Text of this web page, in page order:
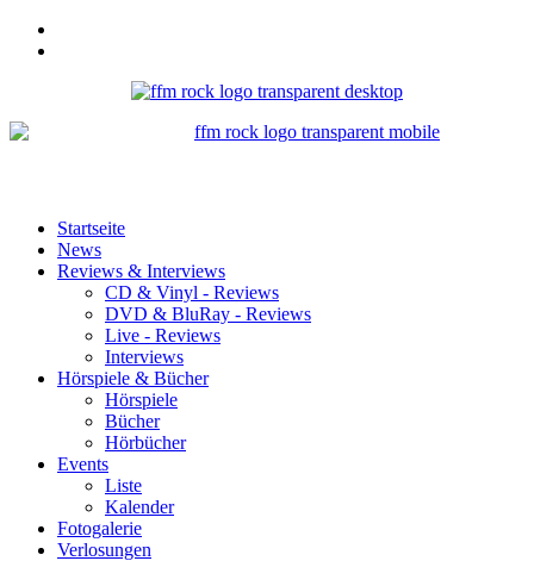
Startseite
News
Reviews & Interviews
CD & Vinyl - Reviews
DVD & BluRay - Reviews
Live - Reviews
Interviews
Hörspiele & Bücher
Hörspiele
Bücher
Hörbücher
Events
Liste
Kalender
Fotogalerie
Verlosungen